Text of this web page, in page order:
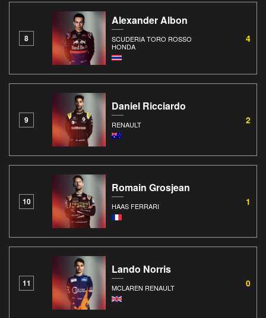
8
Alexander Albon
SCUDERIA TORO ROSSO
HONDA
4
9
Daniel Ricciardo
RENAULT 2
10
Romain Grosjean
HAAS FERRARI 1
11
Lando Norris
MCLAREN RENAULT 0